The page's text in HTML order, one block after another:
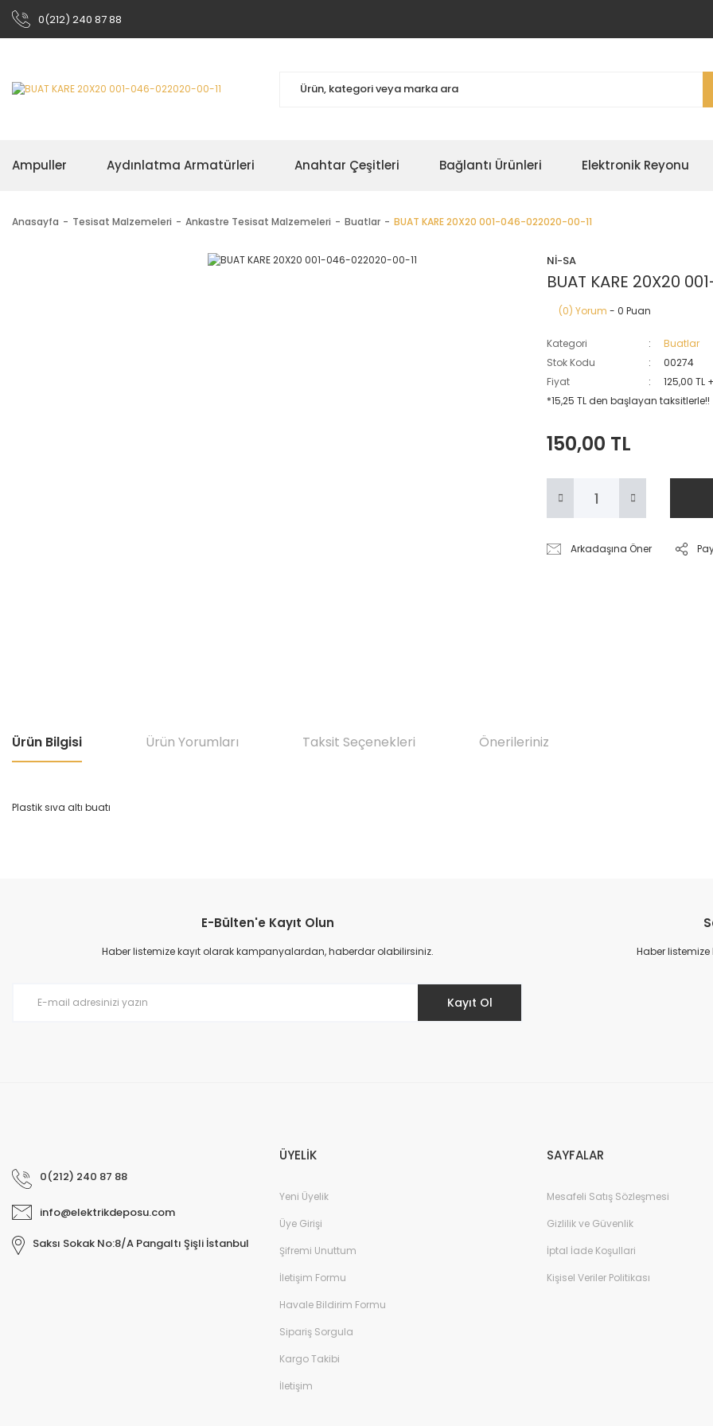
0(212) 240 87 88
Ampuller Aydınlatma Armatürleri Anahtar Çeşitleri Bağlantı Ürünleri Elektronik Reyonu
Anasayfa Tesisat Malzemeleri Ankastre Tesisat Malzemeleri Buatlar BUAT KARE 20X20 001-046-022020-00-11
Nİ-SA
BUAT KARE 20X20
(0) Yorum - 0 Puan
Kategori
Buatlar
Stok Kodu
00274
Fiyat
125,00 TL
*15,25 TL den başlayan taksitlerle!!
150,00 TL
Arkadaşına Öner
Ürün Bilgisi Ürün Yorumları Taksit Seçenekleri Önerileriniz
Plastik sıva altı buatı
Ürün resmi kalitesiz, bozuk veya görüntülenemiyor.
Ürün açıklamasında eksik bilgiler bulunuyor.
E-Bülten'e Kayıt Olun
Haber listemize kayıt olarak kampanyalardan, haberdar olabilirsiniz.
Kayıt Ol
Haber
0(212) 240 87 88
info@elektrikdeposu.com
Saksı Sokak No:8/A Pangaltı Şişli İstanbul
ÜYELİK
Yeni Üyelik
Üye Girişi
Şifremi Unuttum
İletişim Formu
Havale Bildirim Formu
Sipariş Sorgula
Kargo Takibi
İletişim
SAYFALAR
Mesafeli Satış Sözleşmesi
Gizlilik ve Güvenlik
İptal İade Koşullari
Kişisel Veriler Politikası